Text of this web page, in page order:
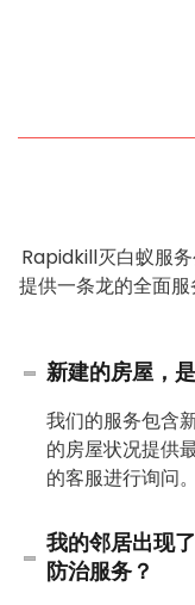
Rapidkill灭白蚁服务
提供一条龙的全面
新建的房屋，
我们的服务包含
的房屋状况提供
的客服进行询问。
我的邻居出现
防治服务？